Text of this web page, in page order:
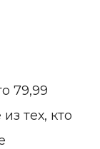
79,99
тех, кто